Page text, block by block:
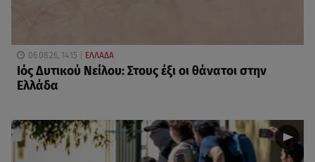
06.08.26, 14:15 ΕΛΛΑΔΑ
Ιός Δυτικού Νείλου: Στους έξι οι θάνατοι στην
Ελλάδα